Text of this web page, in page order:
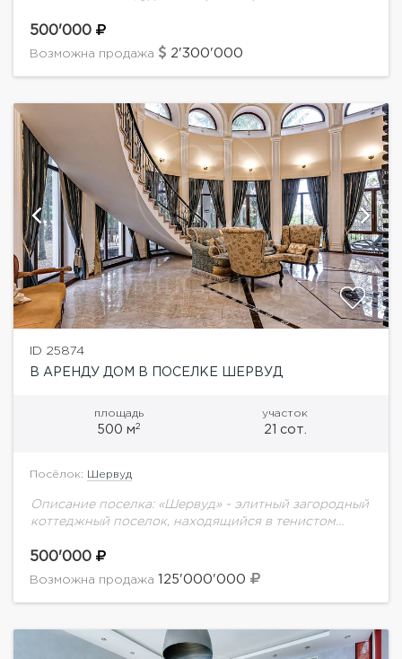
Новорижским шоссе, близость реки, рядом музей-
усадьба Архангельское. Великолепный лесной
500'000
Возможна продажа 2'300'000
ID 25874
В АРЕНДУ ДОМ В ПОСЕЛКЕ ШЕРВУД
площадь
500 м2
участок
21 сот.
Посёлок: Шервуд
Описание поселка: «Шервуд» - элитный загородный
коттеджный поселок, находящийся в тенистом
участках, скрывают в своей зелени великолепные
частные резиденции и окутывают...
500'000
Возможна продажа 125'000'000